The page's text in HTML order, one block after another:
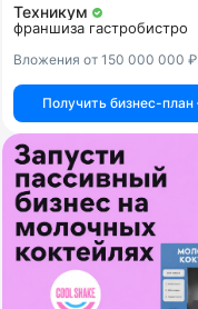
Техникум
франшиза гастробистро
Вложения от 150 000 000 ₽
Получить бизнес-план